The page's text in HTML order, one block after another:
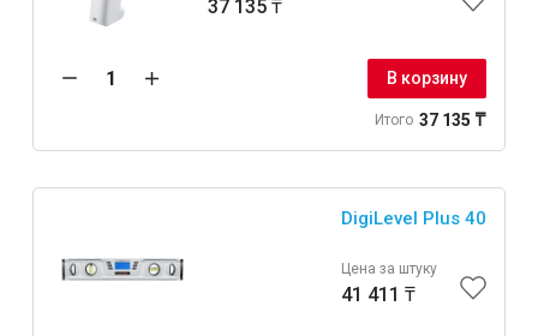
37 135 ₸
В корзину
Итого 37 135 ₸
DigiLevel Plus 40
Цена за штуку
41 411 ₸